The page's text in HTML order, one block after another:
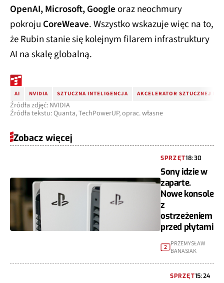
OpenAI, Microsoft, Googleoraz neochmury
pokroju CoreWeave. Wszystko wskazuje więc na to,
że Rubin stanie się kolejnym filarem infrastruktury
AI na skalę globalną.
AI NVIDIA SZTUCZNA INTELIGENCJA AKCELERATOR SZTUCZNEJ
Źródła zdjęć: NVIDIA
Źródła tekstu: Quanta, TechPowerUP, oprac. własne
Zobacz więcej
SPRZĘT18:30
Sony idzie w
zaparte.
Nowe konsole
z
ostrzeżeniem
przed płytami
2 PRZEMYSŁAW
BANASIAK
SPRZĘT15:24